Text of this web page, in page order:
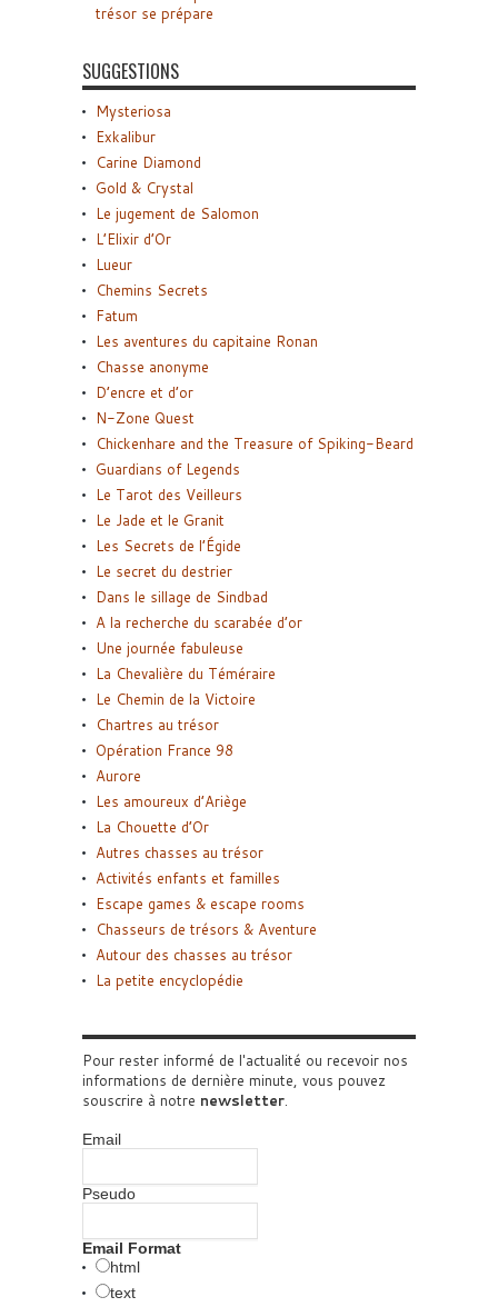
trésor se prépare
SUGGESTIONS
Mysteriosa
Exkalibur
Carine Diamond
Gold & Crystal
Le jugement de Salomon
L’Elixir d’Or
Lueur
Chemins Secrets
Fatum
Les aventures du capitaine Ronan
Chasse anonyme
D’encre et d’or
N-Zone Quest
Chickenhare and the Treasure of Spiking-Beard
Guardians of Legends
Le Tarot des Veilleurs
Le Jade et le Granit
Les Secrets de l’Égide
Le secret du destrier
Dans le sillage de Sindbad
A la recherche du scarabée d’or
Une journée fabuleuse
La Chevalière du Téméraire
Le Chemin de la Victoire
Chartres au trésor
Opération France 98
Aurore
Les amoureux d’Ariège
La Chouette d’Or
Autres chasses au trésor
Activités enfants et familles
Escape games & escape rooms
Chasseurs de trésors & Aventure
Autour des chasses au trésor
La petite encyclopédie
Pour rester informé de l'actualité ou recevoir nos
informations de dernière minute, vous pouvez
souscrire à notre newsletter.
Email
Pseudo
Email Format
html
text